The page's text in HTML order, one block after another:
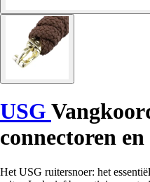
USG
connectoren
Het USG ruitersnoer: het